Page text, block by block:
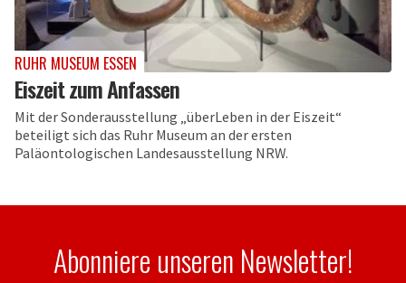
RUHR MUSEUM ESSEN
Eiszeit zum Anfassen
Mit der Sonderausstellung „überLeben in der Eiszeit“
beteiligt sich das Ruhr Museum an der ersten
Paläontologischen Landesausstellung NRW.
Abonniere unseren Newsletter!